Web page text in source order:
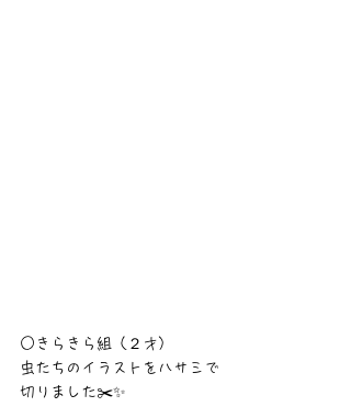
○きらきら組（２才）
虫たちのイラストをハサミで
切りました✂️✨